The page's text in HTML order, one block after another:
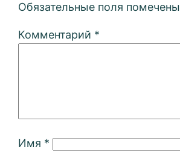
Обязательные поля помечены
Комментарий *
Имя *